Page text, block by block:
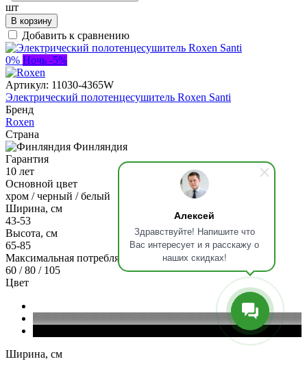
Алексей
Здравствуйте! Напишите что
Вас интересует и я расскажу о
наших скидках!
шт
В корзину
Добавить к сравнению
0% Ночь -5%
Артикул: 11030-4365W
Электрический полотенцесушитель Roxen Santi
Бренд
Roxen
Страна
Финляндия
Гарантия
10 лет
Основной цвет
хром / черный / белый
Ширина, см
43-53
Высота, см
65-85
Максимальная потребляемая мощность, Вт
60 / 80 / 105
Цвет
Ширина, см